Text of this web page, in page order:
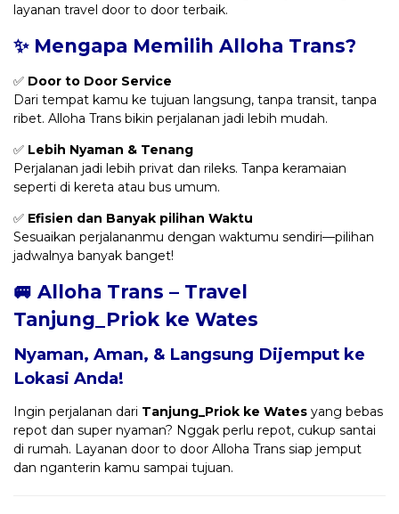
layanan travel door to door terbaik.
✨ Mengapa Memilih Alloha Trans?
✅ Door to Door Service
Dari tempat kamu ke tujuan langsung, tanpa transit, tanpa
ribet. Alloha Trans bikin perjalanan jadi lebih mudah.
✅ Lebih Nyaman & Tenang
Perjalanan jadi lebih privat dan rileks. Tanpa keramaian
seperti di kereta atau bus umum.
✅ Efisien dan Banyak pilihan Waktu
Sesuaikan perjalananmu dengan waktumu sendiri—pilihan
jadwalnya banyak banget!
🚐 Alloha Trans – Travel
Tanjung_Priok ke Wates
Nyaman, Aman, & Langsung Dijemput ke
Lokasi Anda!
Ingin perjalanan dari Tanjung_Priok ke Wates yang bebas
repot dan super nyaman? Nggak perlu repot, cukup santai
di rumah. Layanan door to door Alloha Trans siap jemput
dan nganterin kamu sampai tujuan.